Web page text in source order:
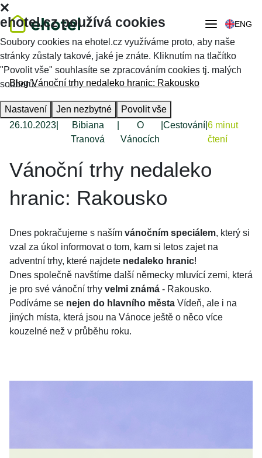
ENG
Blog Vánoční trhy nedaleko hranic: Rakousko
26.10.2023
Bibiana
Tranová
O
Vánocích
|Cestování |6 minut
čtení
Vánoční trhy nedaleko
hranic: Rakousko
Dnes pokračujeme s naším vánočním speciálem, který si
vzal za úkol informovat o tom, kam si letos zajet na
adventní trhy, které najdete nedaleko hranic!
Dnes společně navštíme další německy mluvící zemi, která
je pro své vánoční trhy velmi známá - Rakousko.
Podíváme se nejen do hlavního města Vídeň, ale i na
jiných místa, která jsou na Vánoce ještě o něco více
kouzelné než v průběhu roku.
ehotel.cz používá cookies
Soubory cookies na ehotel.cz využíváme proto, aby naše
stránky zůstaly takové, jaké je znáte. Kliknutím na tlačítko
"Povolit vše" souhlasíte se zpracováním cookies tj. malých
souborů.
Nastavení Jen nezbytné Povolit vše